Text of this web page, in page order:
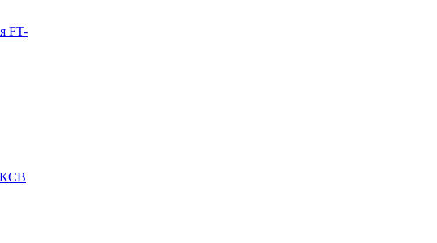
FT-
КСВ